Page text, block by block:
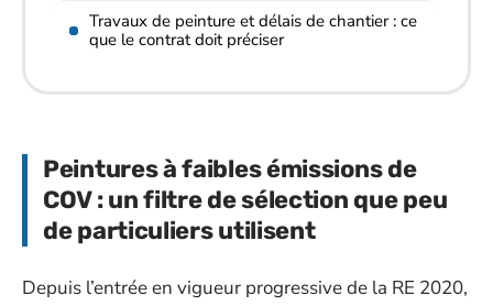
Travaux de peinture et délais de chantier : ce
que le contrat doit préciser
Peintures à faibles émissions de
COV : un filtre de sélection que peu
de particuliers utilisent
Depuis l’entrée en vigueur progressive de la RE 2020,